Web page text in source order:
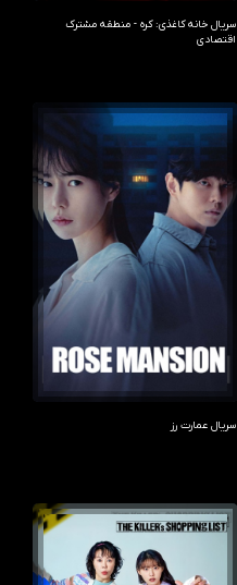
سریال خانه کاغذی: کره - منطقه مشترک
اقتصادی
سریال عمارت رز